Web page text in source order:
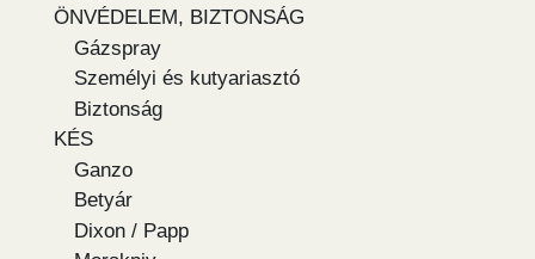
ÖNVÉDELEM, BIZTONSÁG
Gázspray
Személyi és kutyariasztó
Biztonság
KÉS
Ganzo
Betyár
Dixon / Papp